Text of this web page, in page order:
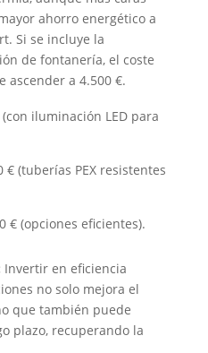
ahorro energético a
Si se incluye la
de fontanería, el coste
ascender a 4.500 €.
iluminación LED para
€ (tuberías PEX resistentes
€ (opciones eficientes).
Invertir en eficiencia
no solo mejora el
que también puede
plazo, recuperando la